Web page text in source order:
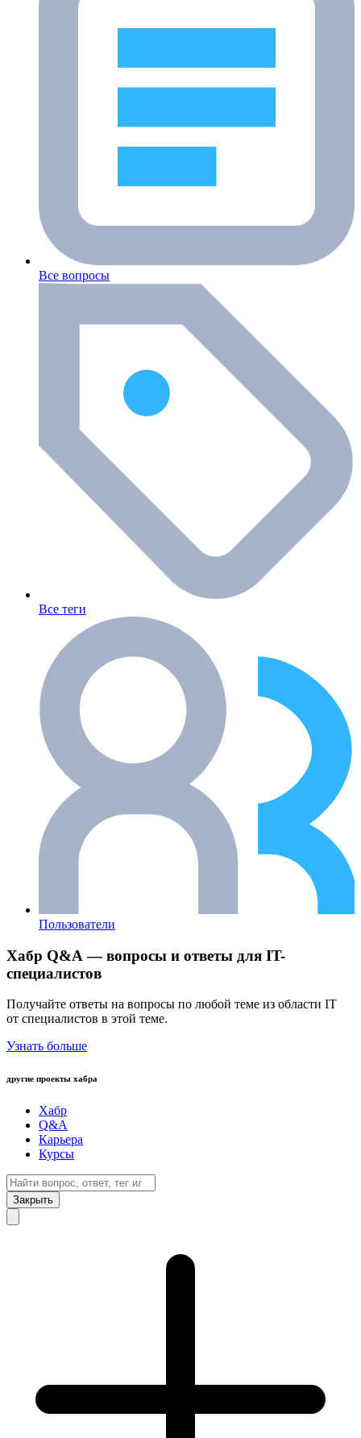
Все вопросы
Все теги
Пользователи
Хабр Q&A — вопросы и ответы для IT-
специалистов
Получайте ответы на вопросы по любой теме из области IT
от специалистов в этой теме.
Узнать больше
другие проекты хабра
Хабр
Q&A
Карьера
Курсы
Закрыть